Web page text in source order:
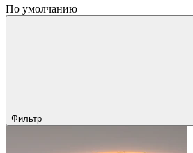
По умолчанию
Фильтр